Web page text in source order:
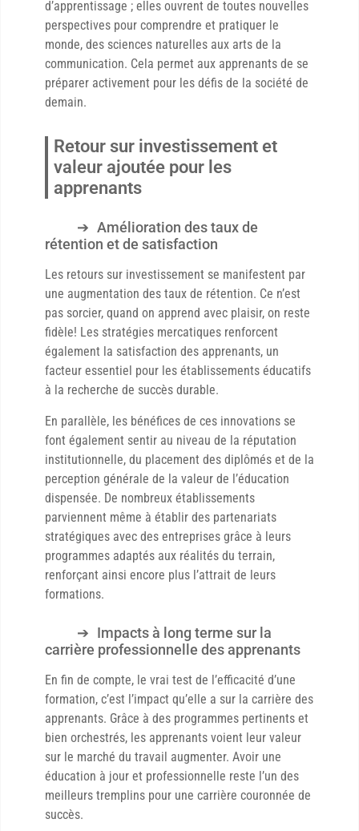
d’apprentissage ; elles ouvrent de toutes nouvelles
perspectives pour comprendre et pratiquer le
monde, des sciences naturelles aux arts de la
communication. Cela permet aux apprenants de se
préparer activement pour les défis de la société de
demain.
Retour sur investissement et
valeur ajoutée pour les
apprenants
Amélioration des taux de
rétention et de satisfaction
Les retours sur investissement se manifestent par
une augmentation des taux de rétention. Ce n’est
pas sorcier, quand on apprend avec plaisir, on reste
fidèle! Les stratégies mercatiques renforcent
également la satisfaction des apprenants, un
facteur essentiel pour les établissements éducatifs
à la recherche de succès durable.
En parallèle, les bénéfices de ces innovations se
font également sentir au niveau de la réputation
institutionnelle, du placement des diplômés et de la
perception générale de la valeur de l’éducation
dispensée. De nombreux établissements
parviennent même à établir des partenariats
stratégiques avec des entreprises grâce à leurs
programmes adaptés aux réalités du terrain,
renforçant ainsi encore plus l’attrait de leurs
formations.
Impacts à long terme sur la
carrière professionnelle des apprenants
En fin de compte, le vrai test de l’efficacité d’une
formation, c’est l’impact qu’elle a sur la carrière des
apprenants. Grâce à des programmes pertinents et
bien orchestrés, les apprenants voient leur valeur
sur le marché du travail augmenter. Avoir une
éducation à jour et professionnelle reste l’un des
meilleurs tremplins pour une carrière couronnée de
succès.